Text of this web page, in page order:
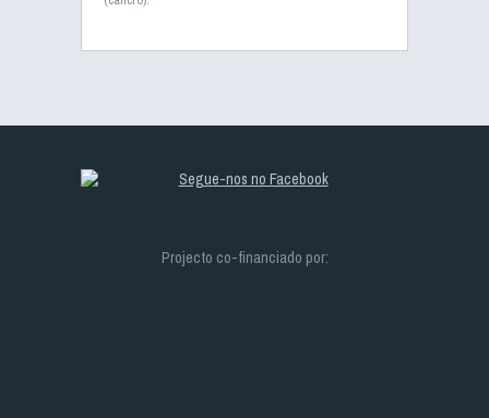
Projecto co-financiado por: